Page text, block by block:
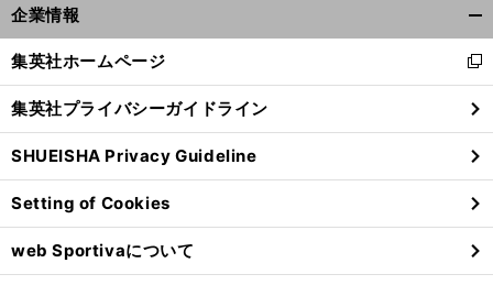
前
企業情報
閉
る
集英社ホームページ
新
し
い
ウ
ィ
ン
ド
ウ
で
開
集英社プライバシーガイドライン
SHUEISHA Privacy Guideline
Setting of Cookies
web Sportivaについて